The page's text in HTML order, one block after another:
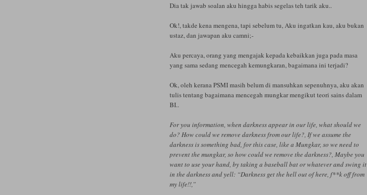
Dia tak jawab soalan aku hingga habis segelas teh tarik aku..
Ok!, takde kena mengena, tapi sebelum tu, Aku ingatkan kau, aku bukan
ustaz, dan jawapan aku camni;-
Aku percaya, orang yang mengajak kepada kebaikkan juga pada masa
yang sama sedang mencegah kemungkaran, bagaimana ini terjadi?
Ok, oleh kerana PSMI masih belum di mansuhkan sepenuhnya, aku akan
tulis tentang bagaimana mencegah mungkar mengikut teori sains dalam
BI..
For you information, when darkness appear in our life, what should we
do? How could we remove darkness from our life?, If we assume the
darkness is something bad, for this case, like a Mungkar, so we need to
prevent the mungkar, so how could we remove the darkness?, Maybe you
want to use your hand, by taking a baseball bat or whatever and swing it
in the darkness and yell: “Darkness get the hell out of here, f**k off from
my life!!,”